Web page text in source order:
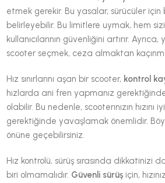
etmek gerekir. Bu yasalar, sürücüler için
belirleyebilir. Bu limitlere uymak, hem
kullanıcılarının güvenliğini artırır.
scooter seçmek, ceza almaktan
Hız sınırlarını aşan bir scooter, kontrol
hızlarda ani fren yapmanız
olabilir. Bu nedenle, scooterınızın
gerektiğinde yavaşlamak önemlidir.
önüne geçebilirsiniz.
Hız kontrolü, sürüş sırasında dikkatinizi
biri olmamalıdır. Güvenli sürüş için,